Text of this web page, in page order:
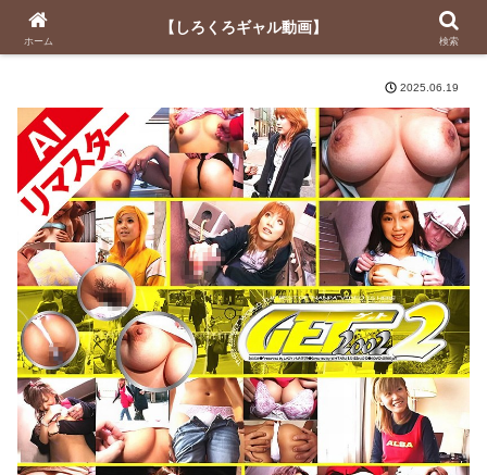
【しろくろギャル動画】
2025.06.19
ホーム
【しろくろギャル動画】
検索